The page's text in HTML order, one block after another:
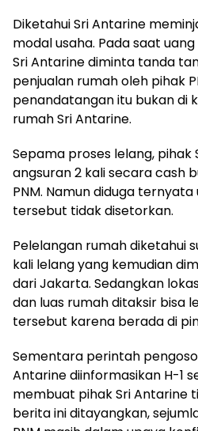
Diketahui Sri Antarine
modal usaha. Pada saat
Sri Antarine diminta tanda
penjualan rumah oleh pihak
penandatangan itu bukan di
rumah Sri Antarine.
Sepama proses lelang,
angsuran 2 kali secara cash
PNM. Namun diduga
tersebut tidak disetorkan.
Pelelangan rumah diketahui
kali lelang yang kemudian
dari Jakarta. Sedangkan
dan luas rumah ditaksir bisa
tersebut karena berada di
Sementara perintah
Antarine diinformasikan H-1
membuat pihak Sri Antarine
berita ini ditayangkan,